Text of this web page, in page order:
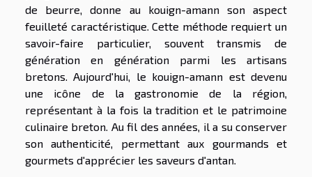
de beurre, donne au kouign-amann son aspect
feuilleté caractéristique. Cette méthode requiert un
savoir-faire particulier, souvent transmis de
génération en génération parmi les artisans
bretons. Aujourd'hui, le kouign-amann est devenu
une icône de la gastronomie de la région,
représentant à la fois la tradition et le patrimoine
culinaire breton. Au fil des années, il a su conserver
son authenticité, permettant aux gourmands et
gourmets d'apprécier les saveurs d'antan.